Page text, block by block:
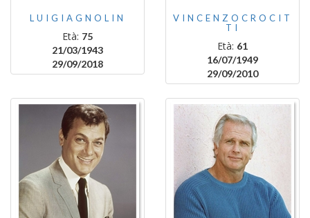
LUIGIAGNOLIN
Età: 75
21/03/1943
29/09/2018
VINCENZOCROCIT
TI
Età: 61
16/07/1949
29/09/2010